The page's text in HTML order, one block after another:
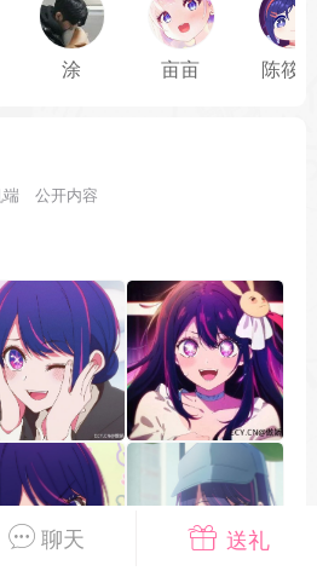
100
容
全新版
元宇宙”
聊天 送礼
涂 亩亩 陈筱
端 公开内容